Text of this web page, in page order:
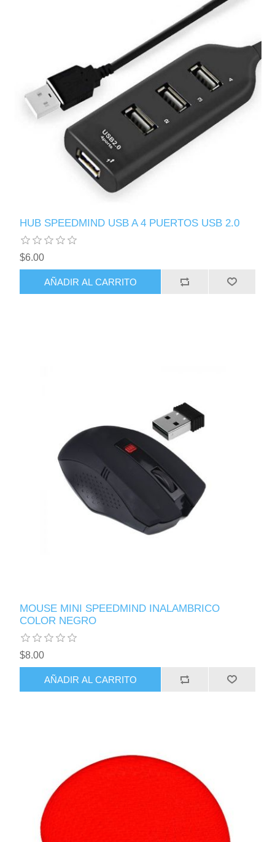
HUB SPEEDMIND USB A 4 PUERTOS USB 2.0
$6.00
AÑADIR AL CARRITO
MOUSE MINI SPEEDMIND INALAMBRICO
COLOR NEGRO
$8.00
AÑADIR AL CARRITO